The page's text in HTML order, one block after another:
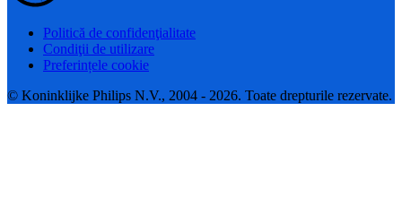
Politică de confidenţialitate
Condiţii de utilizare
Preferințele cookie
© Koninklijke Philips N.V., 2004 - 2026. Toate drepturile rezervate.